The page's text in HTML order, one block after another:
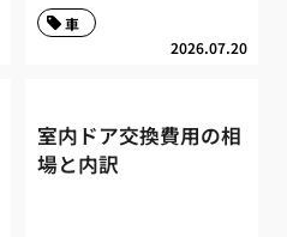
2026.07.20
車
室内ドア交換費用の相
場と内訳